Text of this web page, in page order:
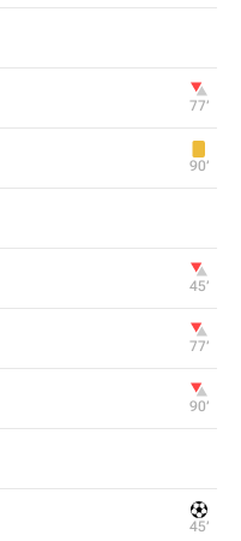
77‎’‎
90‎’‎
45‎’‎
77‎’‎
90‎’‎
45‎’‎